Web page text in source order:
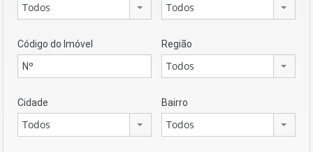
Todos Todos
Código do Imóvel Região
Todos
Cidade
Todos
Bairro
Todos